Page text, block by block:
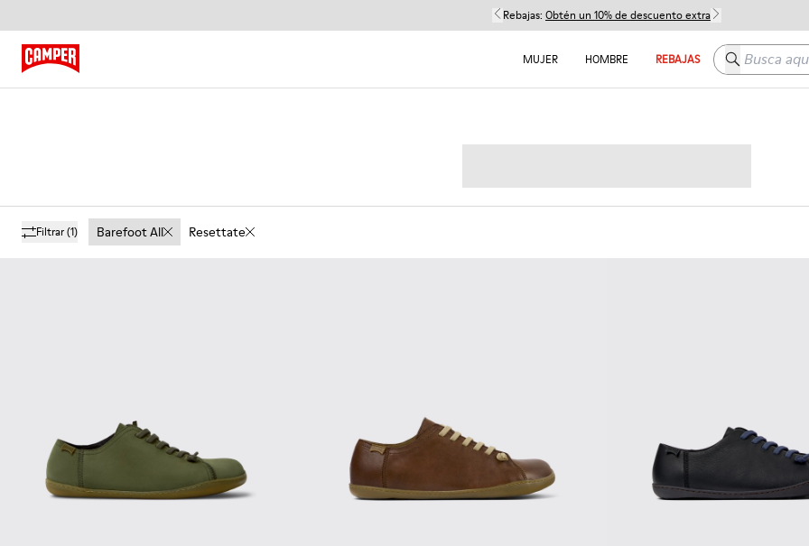
Rebajas: Obtén un 10% de descuento extra
MUJER HOMBRE REBAJAS Busca aquí
Filtrar(1) Barefoot All Resettate